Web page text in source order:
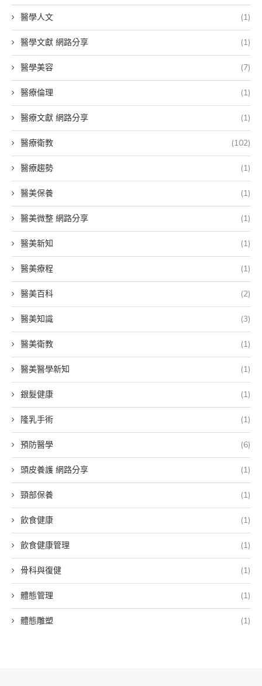
醫學人文 (1)
醫學文獻 網路分享 (1)
醫學美容 (7)
醫療倫理 (1)
醫療文獻 網路分享 (1)
醫療衛教 (102)
醫療趨勢 (1)
醫美保養 (1)
醫美微整 網路分享 (1)
醫美新知 (1)
醫美療程 (1)
醫美百科 (2)
醫美知識 (3)
醫美衛教 (1)
醫美醫學新知 (1)
銀髮健康 (1)
隆乳手術 (1)
預防醫學 (6)
頭皮養護 網路分享 (1)
頸部保養 (1)
飲食健康 (1)
飲食健康管理 (1)
骨科與復健 (1)
體態管理 (1)
體態雕塑 (1)